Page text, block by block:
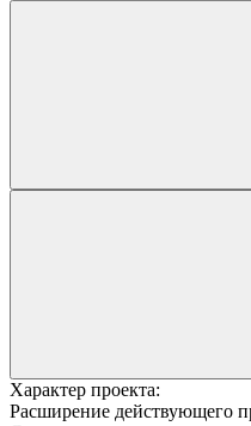
Характер проекта:
Расширение действующего